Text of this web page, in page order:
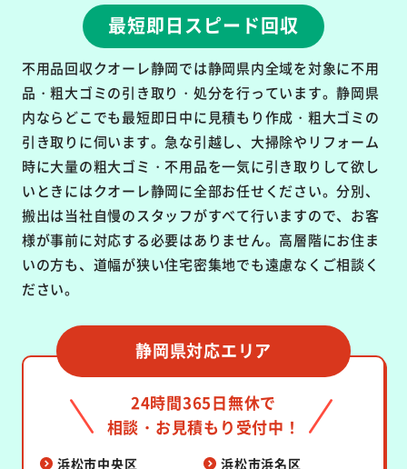
最短即日スピード回収
不用品回収クオーレ静岡では静岡県内全域を対象に不用
品・粗大ゴミの引き取り・処分を行っています。静岡県
内ならどこでも最短即日中に見積もり作成・粗大ゴミの
引き取りに伺います。急な引越し、大掃除やリフォーム
時に大量の粗大ゴミ・不用品を一気に引き取りして欲し
いときにはクオーレ静岡に全部お任せください。分別、
搬出は当社自慢のスタッフがすべて行いますので、お客
様が事前に対応する必要はありません。高層階にお住ま
いの方も、道幅が狭い住宅密集地でも遠慮なくご相談く
ださい。
静岡県対応エリア
24時間365日無休で
相談・お見積もり受付中！
浜松市中央区 浜松市浜名区